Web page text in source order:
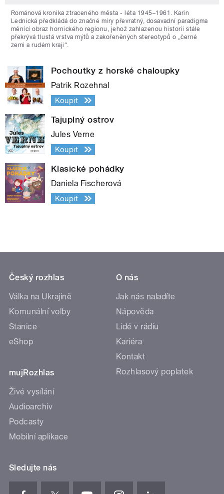
Románová kronika ztraceného města - léta 1945–1961. Karin
Lednická předkládá do značné míry převratný, dosavadní paradigma
měnící obraz hornického regionu, jehož zahlazenou historii stále
překrývá tlustá vrstva mýtů a zakořeněných stereotypů o „černé
zemi a rudém kraji“.
Pochoutky z horské chaloupky
Patrik Rozehnal
Koupit
Tajuplný ostrov
Jules Verne
Koupit
Klasické pohádky
Daniela Fischerová
Koupit
Český rozhlas
Válka na Ukrajině
Komunální volby
Stanice
eShop
mujRozhlas
Živé vysílání
Audioarchiv
Podcasty
Mobilní aplikace
O nás
Jak nás naladíte
Nápověda
Lidé v rádiu
Kariéra
Kontakt
Rozhlasový poplatek
Sledujte nás